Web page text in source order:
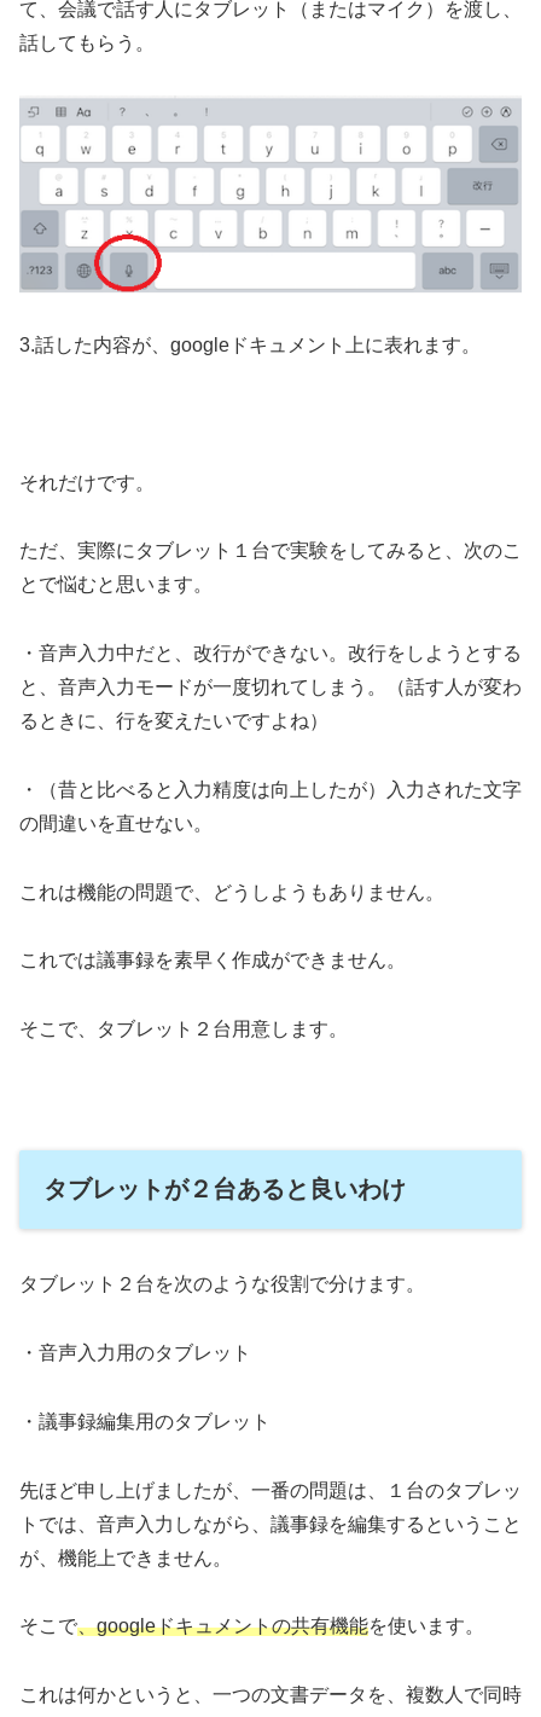
て、会議で話す人にタブレット（またはマイク）を渡し、
話してもらう。
3.話した内容が、googleドキュメント上に表れます。
それだけです。
ただ、実際にタブレット１台で実験をしてみると、次のこ
とで悩むと思います。
・音声入力中だと、改行ができない。改行をしようとする
と、音声入力モードが一度切れてしまう。（話す人が変わ
るときに、行を変えたいですよね）
・（昔と比べると入力精度は向上したが）入力された文字
の間違いを直せない。
これは機能の問題で、どうしようもありません。
これでは議事録を素早く作成ができません。
そこで、タブレット２台用意します。
タブレットが２台あると良いわけ
タブレット２台を次のような役割で分けます。
・音声入力用のタブレット
・議事録編集用のタブレット
先ほど申し上げましたが、一番の問題は、１台のタブレッ
トでは、音声入力しながら、議事録を編集するということ
が、機能上できません。
そこで、googleドキュメントの共有機能を使います。
これは何かというと、一つの文書データを、複数人で同時